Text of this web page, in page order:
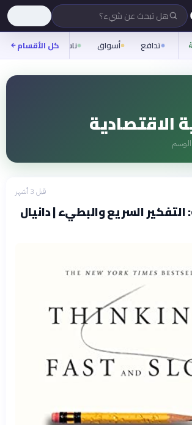
هل تبحث عن شيء؟
تدافع أسواق ناس روح
كل الأقسام
الاقتصادية
قبل 3 أشهر
السريع والبطيء | دانيال